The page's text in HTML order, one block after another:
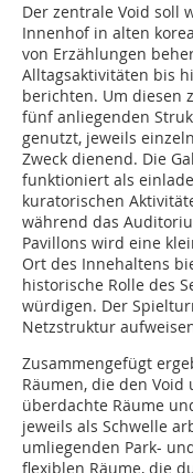
Der zentrale Void soll
Innenhof in alten
von Erzählungen
Alltagsaktivitäten bis
berichten. Um diesen
fünf anliegenden
genutzt, jeweils
Zweck dienend. Die
funktioniert als
kuratorischen
während das
Pavillons wird eine
Ort des Innehaltens
historische Rolle des
würdigen. Der
Netzstruktur
Zusammengefügt
Räumen, die den
überdachte Räume
jeweils als Schwelle
umliegenden Park-
flexiblen Räume, die